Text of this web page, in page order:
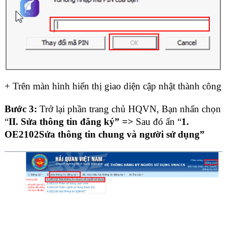
+ Trên màn hình hiển thị giao diện cập nhật thành công
Bước 3: Trở lại phần trang chủ HQVN, Bạn nhấn chọn
“II. Sửa thông tin đăng ký” => Sau đó ấn “1.
OE2102Sửa thông tin chung và người sử dụng”